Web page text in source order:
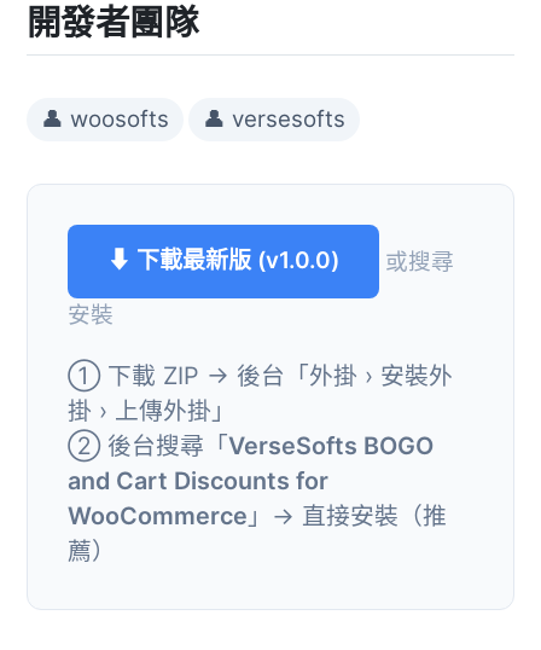
開發者團隊
👤 woosofts 👤 versesofts
⬇ 下載最新版 (v1.0.0)
或搜尋
安裝
① 下載 ZIP → 後台「外掛 › 安裝外
掛 › 上傳外掛」
② 後台搜尋「VerseSofts BOGO
and Cart Discounts for
WooCommerce 」→ 直接安裝（推
薦）